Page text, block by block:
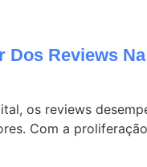
Dos Reviews
os reviews
Com a